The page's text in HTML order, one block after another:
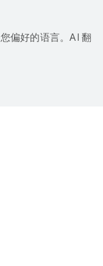
偏好的语言。AI 翻